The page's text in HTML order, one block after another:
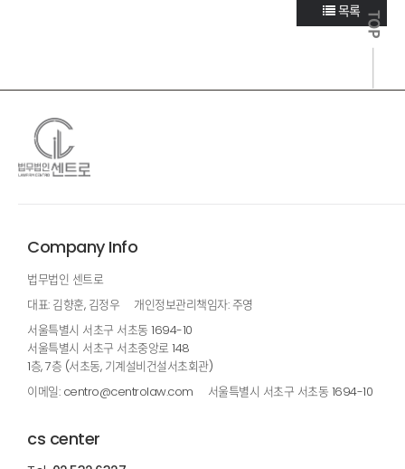
목록
Company Info
법무법인 센트로
대표: 김향훈, 김정우
개인정보관리책임자: 주영
서울특별시 서초구 서초동 1694-10
서울특별시 서초구 서초중앙로 148
1층, 7층 (서초동, 기계설비건설서초회관)
이메일: centro@centrolaw.com
서울특별시 서초구 서초동 1694-10
cs center
TOP